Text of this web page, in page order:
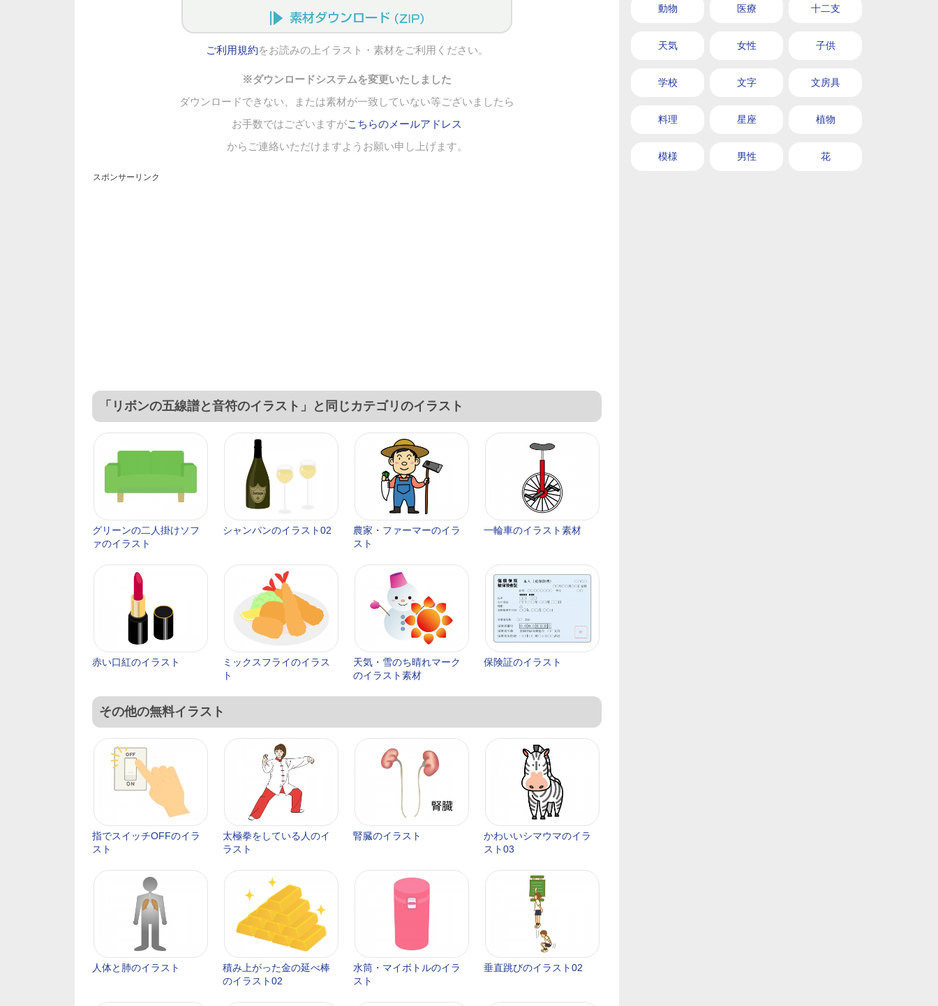
ご利用規約をお読みの上イラスト・素材をご利用ください。
※ダウンロードシステムを変更いたしました
ダウンロードできない、または素材が一致していない等ございましたら
お手数ではございますがこちらのメールアドレス
からご連絡いただけますようお願い申し上げます。
スポンサーリンク
「リボンの五線譜と音符のイラスト」と同じカテゴリのイラスト
グリーンの二人掛けソフ
ァのイラスト
シャンパンのイラスト02
農家・ファーマーのイラ
スト
一輪車のイラスト素材
赤い口紅のイラスト
ミックスフライのイラス
ト
天気・雪のち晴れマーク
のイラスト素材
保険証のイラスト
その他の無料イラスト
指でスイッチOFFのイラ
スト
太極拳をしている人のイ
ラスト
腎臓のイラスト
かわいいシマウマのイラ
スト03
人体と肺のイラスト
積み上がった金の延べ棒
のイラスト02
水筒・マイボトルのイラ
スト
垂直跳びのイラスト02
動物 医療 十二支
天気 女性 子供
学校 文字 文房具
料理 星座 植物
模様 男性 花